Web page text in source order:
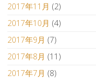
2017年11月 (2)
2017年10月 (4)
2017年9月 (7)
2017年8月 (11)
2017年7月 (8)